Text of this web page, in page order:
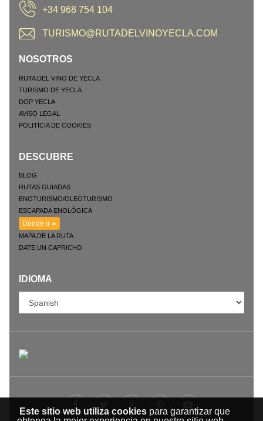
Este sitio web utiliza cookiespara garantizar que
+34 968 754 104
TURISMO@RUTADELVINOYECLA.COM
NOSOTROS
RUTA DEL VINO DE YECLA
TURISMO DE YECLA
DOP YECLA
AVISO LEGAL
POLITICIA DE COOKIES
DESCUBRE
BLOG
RUTAS GUIADAS
ENOTURISMO/OLEOTURISMO
ESCAPADA ENOLÓGICA
Dónde ir
MAPA DE LA RUTA
DATE UN CAPRICHO
IDIOMA